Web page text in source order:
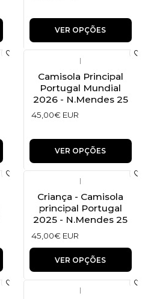
VER OPÇÕES
|
Camisola Principal
Portugal Mundial
2026 - N.Mendes 25
45,00€ EUR
VER OPÇÕES
Criança - Camisola
principal Portugal
2025 - N.Mendes 25
45,00€ EUR
VER OPÇÕES
|